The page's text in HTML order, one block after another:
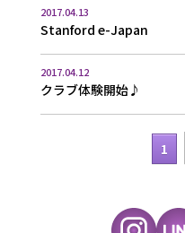
2017.04.13
Stanford e-Japan
2017.04.12
クラブ体験開始♪
1